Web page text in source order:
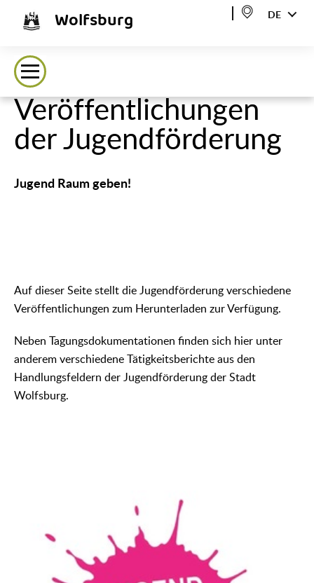
Wolfsburg DE
Veröffentlichungen
der Jugendförderung
Jugend Raum geben!
Auf dieser Seite stellt die Jugendförderung verschiedene
Veröffentlichungen zum Herunterladen zur Verfügung.
Neben Tagungsdokumentationen finden sich hier unter
anderem verschiedene Tätigkeitsberichte aus den
Handlungsfeldern der Jugendförderung der Stadt
Wolfsburg.